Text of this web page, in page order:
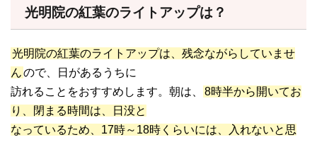
光明院の紅葉のライトアップは？
光明院の紅葉のライトアップは、残念ながらしていませ
んので、日があるうちに
訪れることをおすすめします。朝は、
8時半から開いてお
り、閉まる時間は、日没と
なっているため、17時～18時くらいには、入れないと思